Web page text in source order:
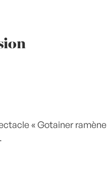
« Gotainer ramène